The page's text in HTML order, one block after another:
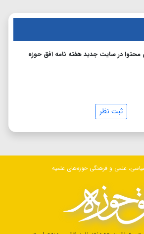
محتوا در سایت جدید هفته نامه افق حوزه
ثبت نظر
علمی و فرهنگی حوزه‌های علمیه